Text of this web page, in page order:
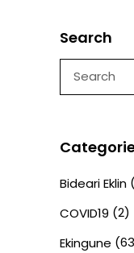
Search
Bideari Eklin
COVID19 (2)
Ekingune